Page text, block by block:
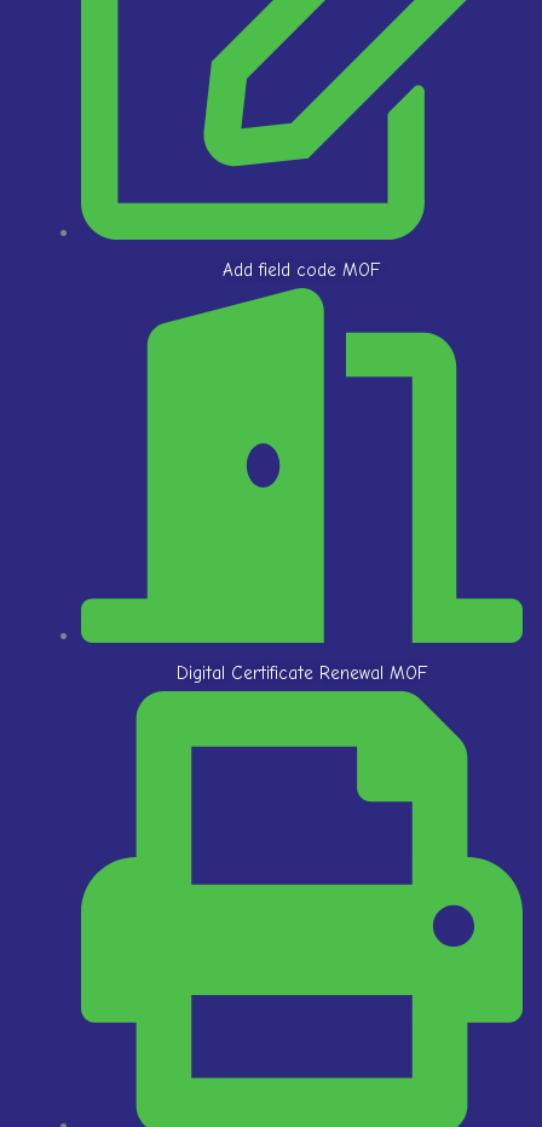
Add field code MOF
Digital Certificate Renewal MOF